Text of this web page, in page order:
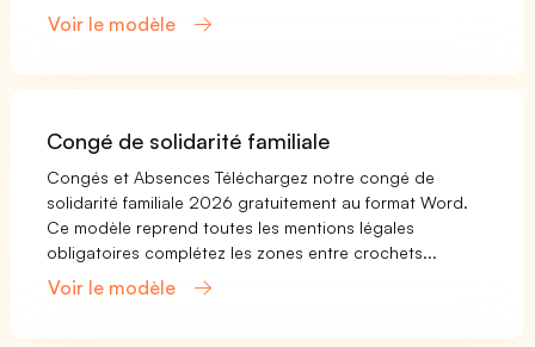
Voir le modèle
Congé de solidarité familiale
Congés et Absences Téléchargez notre congé de
solidarité familiale 2026 gratuitement au format Word.
Ce modèle reprend toutes les mentions légales
obligatoires complétez les zones entre crochets...
Voir le modèle